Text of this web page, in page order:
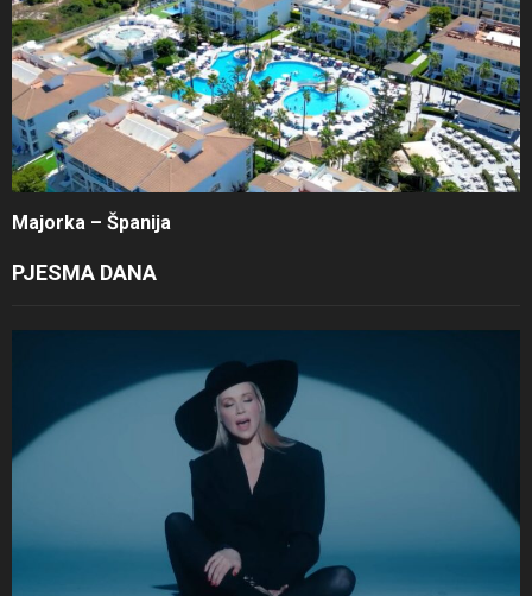
Majorka – Španija
PJESMA DANA